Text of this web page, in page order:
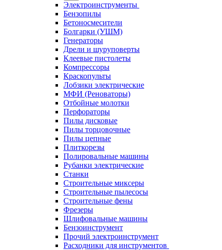
Электроинструменты
Бензопилы
Бетоносмесители
Болгарки (УШМ)
Генераторы
Дрели и шуруповерты
Клеевые пистолеты
Компрессоры
Краскопульты
Лобзики электрические
МФИ (Реноваторы)
Отбойные молотки
Перфораторы
Пилы дисковые
Пилы торцовочные
Пилы цепные
Плиткорезы
Полировальные машины
Рубанки электрические
Станки
Строительные миксеры
Строительные пылесосы
Строительные фены
Фрезеры
Шлифовальные машины
Бензоинструмент
Прочий электроинструмент
Расходники для инструментов